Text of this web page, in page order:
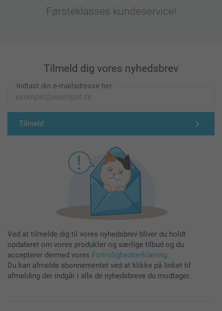
Førsteklasses kundeservice!
Tilmeld dig vores nyhedsbrev
Indtast din e-mailadresse her
Tilmeld
Ved at tilmelde dig til vores nyhedsbrev bliver du holdt
opdateret om vores produkter og særlige tilbud og du
accepterer dermed vores Fortrolighedserklæring.
Du kan afmelde abonnementet ved at klikke på linket til
afmelding der indgår i alle de nyhedsbreve du modtager.